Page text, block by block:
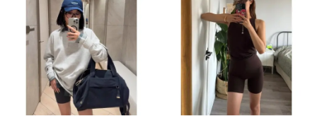
周末好去处